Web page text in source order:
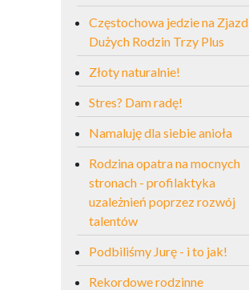
Częstochowa jedzie na Zjazd
Dużych Rodzin Trzy Plus
Złoty naturalnie!
Stres? Dam radę!
Namaluję dla siebie anioła
Rodzina opatra na mocnych
stronach - profilaktyka
uzależnień poprzez rozwój
talentów
Podbiliśmy Jurę - i to jak!
Rekordowe rodzinne